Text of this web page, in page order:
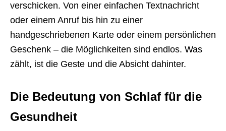
verschicken. Von einer einfachen Textnachricht
oder einem Anruf bis hin zu einer
handgeschriebenen Karte oder einem persönlichen
Geschenk – die Möglichkeiten sind endlos. Was
zählt, ist die Geste und die Absicht dahinter.
Die Bedeutung von Schlaf für die
Gesundheit